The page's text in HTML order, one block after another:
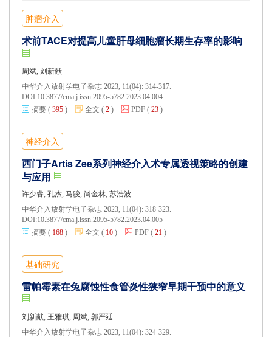
肿瘤介入
术前TACE对提高儿童肝母细胞瘤长期生存率的影响
周斌, 刘新献
中华介入放射学电子杂志 2023, 11(04): 314-317.
DOI:10.3877/cma.j.issn.2095-5782.2023.04.004
摘要 ( 395 ) 全文 ( 2 ) PDF ( 23 )
神经介入
西门子Artis Zee系列神经介入术专属透视策略的创建
与应用
许少睿, 孔杰, 马骏, 尚金林, 苏浩波
中华介入放射学电子杂志 2023, 11(04): 318-323.
DOI:10.3877/cma.j.issn.2095-5782.2023.04.005
摘要 ( 168 ) 全文 ( 10 ) PDF ( 21 )
基础研究
雷帕霉素在兔腐蚀性食管炎性狭窄早期干预中的意义
刘新献, 王雅琪, 周斌, 郭严延
中华介入放射学电子杂志 2023, 11(04): 324-329.